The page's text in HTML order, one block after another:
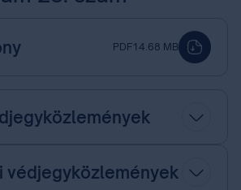
PDF14.68 MB
védjegyközlemények